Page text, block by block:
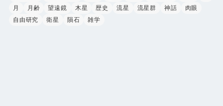
月
月齢 望遠鏡 木星 歴史 流星 流星群 神話
肉眼
自由研究
衛星 隕石 雑学